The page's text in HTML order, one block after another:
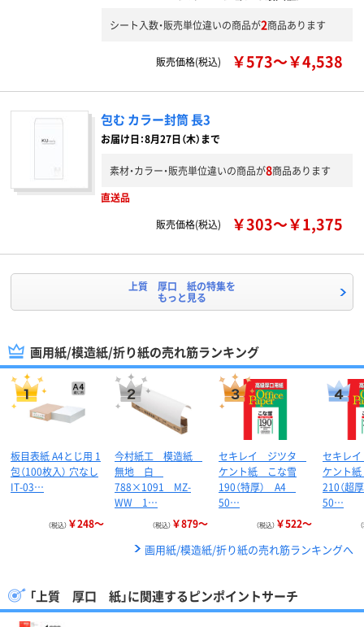
シート入数・販売単位違いの商品が2商品あります
販売価格(税込) ￥573～￥4,538
包む カラー封筒 長3
お届け日：8月27日（木）まで
素材・カラー・販売単位違いの商品が8商品あります
直送品
販売価格(税込)
￥303～￥1,375
上質 厚口 紙の特集を
もっと見る
画用紙/模造紙/折り紙の売れ筋ランキング
板目表紙 A4とじ用 1
包（100枚入） 穴なし
IT-03…
（税込） ￥248～
今村紙工 模造紙
無地 白
788×1091 MZ-
WW 1…
（税込） ￥879～
セキレイ ジツタ
ケント紙 こな雪
190（特厚） A4
50…
（税込） ￥522～
セキレ
ケント
210（
50…
画用紙/模造紙/折り紙の売れ筋ランキングへ
「上質 厚口 紙」に関連するピンポイントサーチ